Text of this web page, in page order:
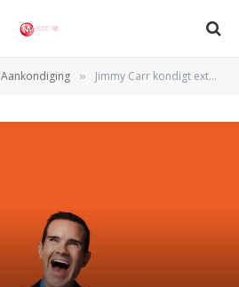
Aankondiging » Jimmy Carr kondigt extra show aan